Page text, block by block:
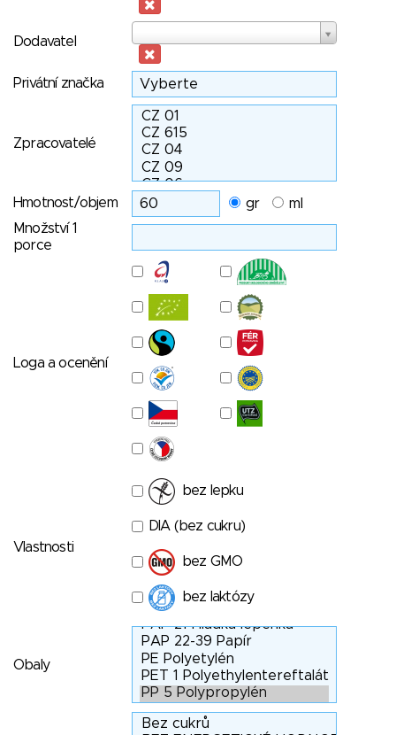
Dodavatel
Privátní značka
Zpracovatelé
Hmotnost/objem gr
ml
Množství 1
porce
Loga a ocenění
Vlastnosti
bez lepku
DIA (bez cukru)
bez GMO
bez laktózy
Obaly